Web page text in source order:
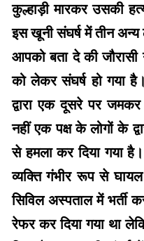
कुल्हाड़ी मारकर उसकी
इस खूनी संघर्ष में तीन अन्य
आपको बता दे की जौरासी
को लेकर संघर्ष हो गया
द्वारा एक दूसरे पर
नहीं एक पक्ष के लोगों के
से हमला कर दिया गया
व्यक्ति गंभीर रूप से
सिविल अस्पताल में भर्ती
रेफर कर दिया गया था